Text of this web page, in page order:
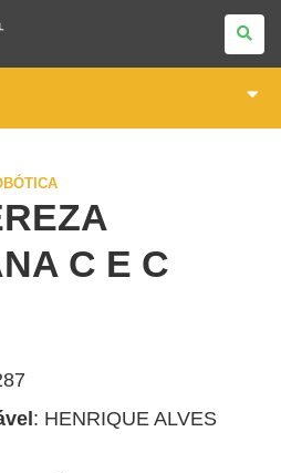
C E C
: HENRIQUE ALVES